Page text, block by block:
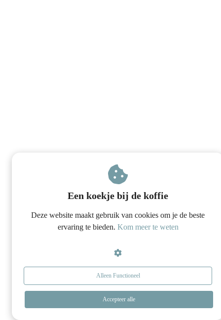
Een koekje bij de koffie
Deze website maakt gebruik van cookies om je de beste
ervaring te bieden. Kom meer te weten
Alleen Functioneel
Accepteer alle